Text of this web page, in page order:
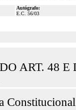
Autógrafo:
E.C. 56/03
ART. 48